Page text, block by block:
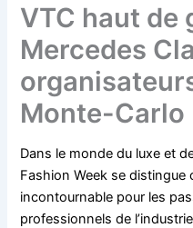
VTC haut de
Mercedes
Monte-Carlo
Dans le monde du luxe et
Fashion Week se distingue
incontournable pour les
professionnels de